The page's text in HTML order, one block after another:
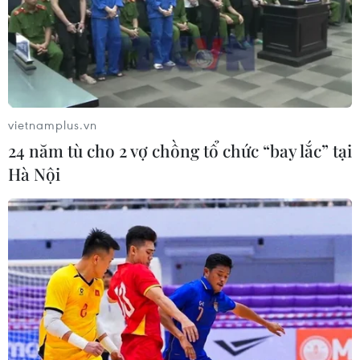
súng kiềm chế gây ra bạo lực tại Kabul, mở đường
thoát an toàn cho bất cứ ai lựa chọn rời đi, yêu cầu phụ
nữ hướng tới các khu vực được bảo vệ.
Video lực lượng Taliban tiến vào
vietnamplus.vn
24 năm tù cho 2 vợ chồng tổ chức “bay lắc” tại
Hà Nội